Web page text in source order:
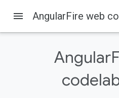
Firebase Firebase Codelabs
1. Genel Bakış
2. Örnek kodu alın
GitHub deposu oluşturma
menu AngularFire web